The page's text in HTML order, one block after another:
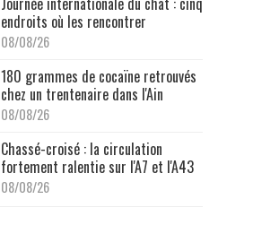
endroits où les rencontrer
08/08/26
180 grammes de cocaïne retrouvés
chez un trentenaire dans l'Ain
08/08/26
Chassé-croisé : la circulation
fortement ralentie sur l'A7 et l'A43
08/08/26